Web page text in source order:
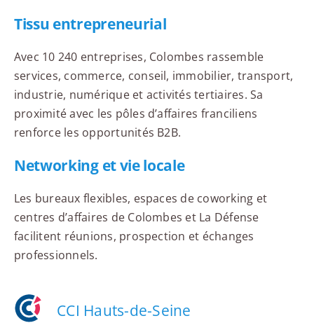
Tissu entrepreneurial
Avec 10 240 entreprises, Colombes rassemble
services, commerce, conseil, immobilier, transport,
industrie, numérique et activités tertiaires. Sa
proximité avec les pôles d’affaires franciliens
renforce les opportunités B2B.
Networking et vie locale
Les bureaux flexibles, espaces de coworking et
centres d’affaires de Colombes et La Défense
facilitent réunions, prospection et échanges
professionnels.
CCI Hauts-de-Seine